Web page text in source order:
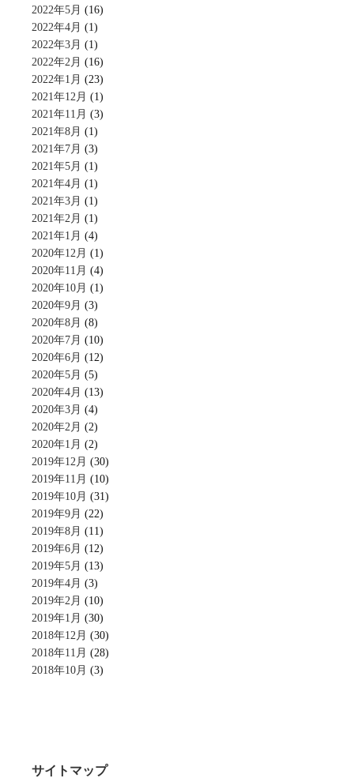
2022年5月 (16)
2022年4月 (1)
2022年3月 (1)
2022年2月 (16)
2022年1月 (23)
2021年12月 (1)
2021年11月 (3)
2021年8月 (1)
2021年7月 (3)
2021年5月 (1)
2021年4月 (1)
2021年3月 (1)
2021年2月 (1)
2021年1月 (4)
2020年12月 (1)
2020年11月 (4)
2020年10月 (1)
2020年9月 (3)
2020年8月 (8)
2020年7月 (10)
2020年6月 (12)
2020年5月 (5)
2020年4月 (13)
2020年3月 (4)
2020年2月 (2)
2020年1月 (2)
2019年12月 (30)
2019年11月 (10)
2019年10月 (31)
2019年9月 (22)
2019年8月 (11)
2019年6月 (12)
2019年5月 (13)
2019年4月 (3)
2019年2月 (10)
2019年1月 (30)
2018年12月 (30)
2018年11月 (28)
2018年10月 (3)
サイトマップ